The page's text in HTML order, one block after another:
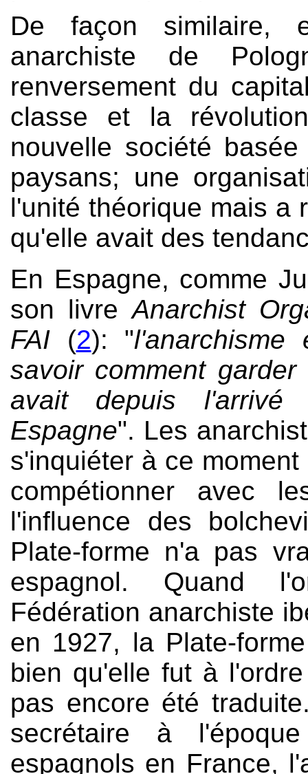
De façon similaire,
anarchiste de
renversement du
classe et la
nouvelle société
paysans; une
l'unité théorique mais a
qu'elle avait des
En Espagne, comme
son livreAnarchist
FAI (2): "l'anarchisme
savoir comment
avait depuis l'arrivé
Espagne". Les
s'inquiéter à ce
compétionner avec
l'influence des
Plate-forme n'a pas
espagnol. Quand
Fédération anarchiste
en 1927, la Plate-
bien qu'elle fut à
pas encore été
secrétaire à
espagnols en France,